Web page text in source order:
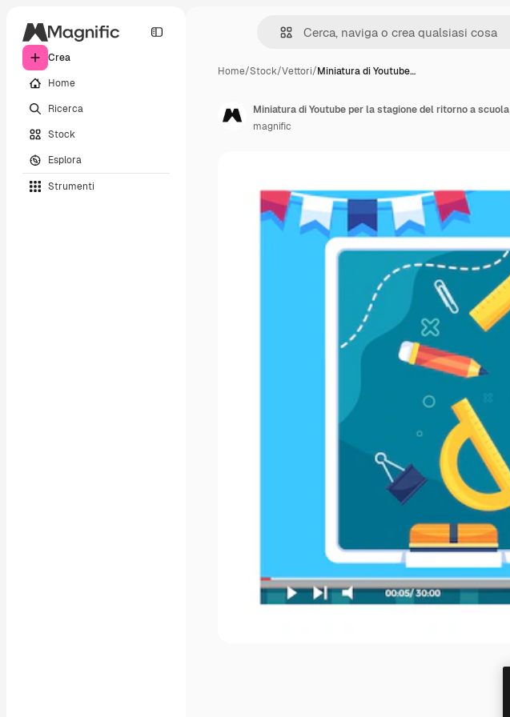
Crea
Home
Ricerca
Stock
Esplora
Strumenti
Home/Stock/Vettori/Miniatura di Youtube…
Miniatura di Youtube per la stagione del ritorno a scuola
magnific